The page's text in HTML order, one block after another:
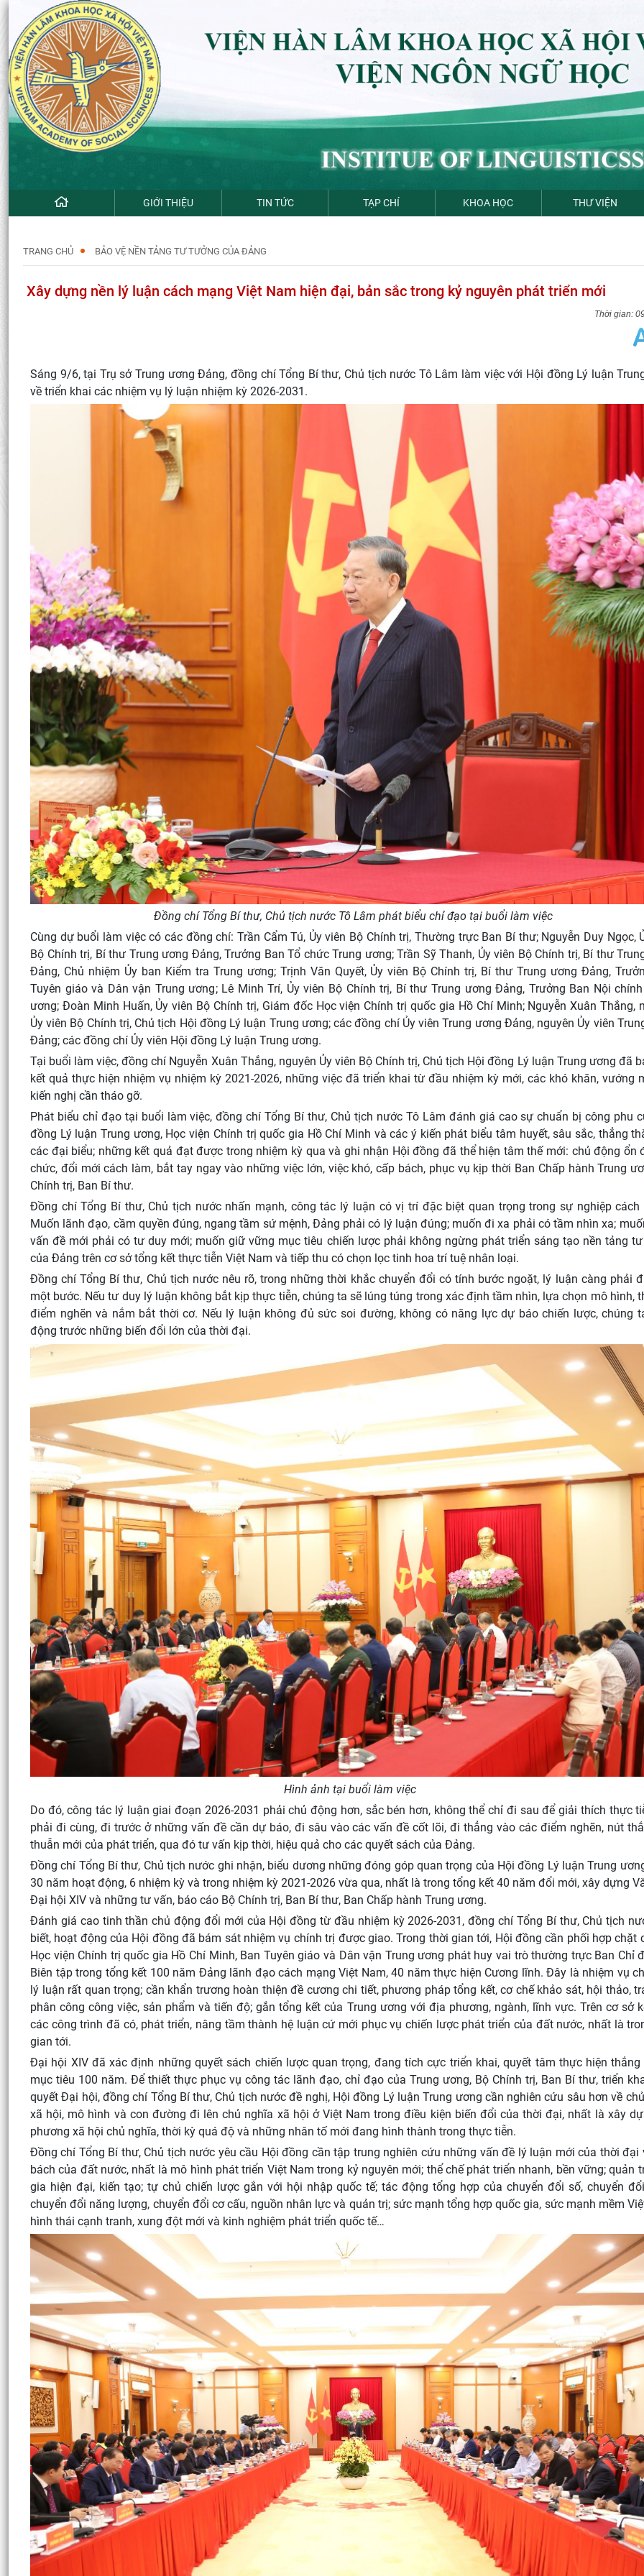
GIỚI THIỆU TIN TỨC TẠP CHÍ KHOA HỌC THƯ VIỆN
TRANG CHỦ BẢO VỆ NỀN TẢNG TƯ TƯỞNG CỦA ĐẢNG
Xây dựng nền lý luận cách mạng Việt Nam hiện đại, bản sắc trong kỷ nguyên phát triển mới
Sáng 9/6, tại Trụ sở Trung ương Đảng, đồng chí Tổng Bí thư, Chủ tịch nước Tô Lâm làm việc với Hội đồng Lý luận
về triển khai các nhiệm vụ lý luận nhiệm kỳ 2026-2031.
Đồng chí Tổng Bí thư, Chủ tịch nước Tô Lâm phát biểu chỉ đạo tại buổi làm việc
Cùng dự buổi làm việc có các đồng chí: Trần Cẩm Tú, Ủy viên Bộ Chính trị, Thường trực Ban Bí thư; Nguyễn Duy Ngọc,
Bộ Chính trị, Bí thư Trung ương Đảng, Trưởng Ban Tổ chức Trung ương; Trần Sỹ Thanh, Ủy viên Bộ Chính trị, Bí thư
Đảng, Chủ nhiệm Ủy ban Kiểm tra Trung ương; Trịnh Văn Quyết, Ủy viên Bộ Chính trị, Bí thư Trung ương Đảng,
Tuyên giáo và Dân vận Trung ương; Lê Minh Trí, Ủy viên Bộ Chính trị, Bí thư Trung ương Đảng, Trưởng Ban Nội
ương; Đoàn Minh Huấn, Ủy viên Bộ Chính trị, Giám đốc Học viện Chính trị quốc gia Hồ Chí Minh; Nguyễn Xuân Thắng,
Ủy viên Bộ Chính trị, Chủ tịch Hội đồng Lý luận Trung ương; các đồng chí Ủy viên Trung ương Đảng, nguyên Ủy viên
Đảng; các đồng chí Ủy viên Hội đồng Lý luận Trung ương.
Tại buổi làm việc, đồng chí Nguyễn Xuân Thắng, nguyên Ủy viên Bộ Chính trị, Chủ tịch Hội đồng Lý luận Trung ương đã
kết quả thực hiện nhiệm vụ nhiệm kỳ 2021-2026, những việc đã triển khai từ đầu nhiệm kỳ mới, các khó khăn, vướng
kiến nghị cần tháo gỡ.
Phát biểu chỉ đạo tại buổi làm việc, đồng chí Tổng Bí thư, Chủ tịch nước Tô Lâm đánh giá cao sự chuẩn bị công phu
đồng Lý luận Trung ương, Học viện Chính trị quốc gia Hồ Chí Minh và các ý kiến phát biểu tâm huyết, sâu sắc, thẳng
các đại biểu; những kết quả đạt được trong nhiệm kỳ qua và ghi nhận Hội đồng đã thể hiện tâm thế mới: chủ động ổn
chức, đổi mới cách làm, bắt tay ngay vào những việc lớn, việc khó, cấp bách, phục vụ kịp thời Ban Chấp hành Trung
Chính trị, Ban Bí thư.
Đồng chí Tổng Bí thư, Chủ tịch nước nhấn mạnh, công tác lý luận có vị trí đặc biệt quan trọng trong sự nghiệp cách
Muốn lãnh đạo, cầm quyền đúng, ngang tầm sứ mệnh, Đảng phải có lý luận đúng; muốn đi xa phải có tầm nhìn xa;
vấn đề mới phải có tư duy mới; muốn giữ vững mục tiêu chiến lược phải không ngừng phát triển sáng tạo nền tảng
của Đảng trên cơ sở tổng kết thực tiễn Việt Nam và tiếp thu có chọn lọc tinh hoa trí tuệ nhân loại.
Đồng chí Tổng Bí thư, Chủ tịch nước nêu rõ, trong những thời khắc chuyển đổi có tính bước ngoặt, lý luận càng phải
một bước. Nếu tư duy lý luận không bắt kịp thực tiễn, chúng ta sẽ lúng túng trong xác định tầm nhìn, lựa chọn mô hình,
điểm nghẽn và nắm bắt thời cơ. Nếu lý luận không đủ sức soi đường, không có năng lực dự báo chiến lược, chúng
động trước những biến đổi lớn của thời đại.
Hình ảnh tại buổi làm việc
Do đó, công tác lý luận giai đoạn 2026-2031 phải chủ động hơn, sắc bén hơn, không thể chỉ đi sau để giải thích thực
phải đi cùng, đi trước ở những vấn đề cần dự báo, đi sâu vào các vấn đề cốt lõi, đi thẳng vào các điểm nghẽn, nút
thuẫn mới của phát triển, qua đó tư vấn kịp thời, hiệu quả cho các quyết sách của Đảng.
Đồng chí Tổng Bí thư, Chủ tịch nước ghi nhận, biểu dương những đóng góp quan trọng của Hội đồng Lý luận Trung
30 năm hoạt động, 6 nhiệm kỳ và trong nhiệm kỳ 2021-2026 vừa qua, nhất là trong tổng kết 40 năm đổi mới, xây dựng
Đại hội XIV và những tư vấn, báo cáo Bộ Chính trị, Ban Bí thư, Ban Chấp hành Trung ương.
Đánh giá cao tinh thần chủ động đổi mới của Hội đồng từ đầu nhiệm kỳ 2026-2031, đồng chí Tổng Bí thư, Chủ tịch
biết, hoạt động của Hội đồng đã bám sát nhiệm vụ chính trị được giao. Trong thời gian tới, Hội đồng cần phối hợp chặt
Học viện Chính trị quốc gia Hồ Chí Minh, Ban Tuyên giáo và Dân vận Trung ương phát huy vai trò thường trực Ban Chỉ
Biên tập trong tổng kết 100 năm Đảng lãnh đạo cách mạng Việt Nam, 40 năm thực hiện Cương lĩnh. Đây là nhiệm vụ
lý luận rất quan trọng; cần khẩn trương hoàn thiện đề cương chi tiết, phương pháp tổng kết, cơ chế khảo sát, hội thảo,
phân công công việc, sản phẩm và tiến độ; gắn tổng kết của Trung ương với địa phương, ngành, lĩnh vực. Trên cơ sở
các công trình đã có, phát triển, nâng tầm thành hệ luận cứ mới phục vụ chiến lược phát triển của đất nước, nhất là
gian tới.
Đại hội XIV đã xác định những quyết sách chiến lược quan trọng, đang tích cực triển khai, quyết tâm thực hiện thắng
mục tiêu 100 năm. Để thiết thực phục vụ công tác lãnh đạo, chỉ đạo của Trung ương, Bộ Chính trị, Ban Bí thư, triển
quyết Đại hội, đồng chí Tổng Bí thư, Chủ tịch nước đề nghị, Hội đồng Lý luận Trung ương cần nghiên cứu sâu hơn về
xã hội, mô hình và con đường đi lên chủ nghĩa xã hội ở Việt Nam trong điều kiện biến đổi của thời đại, nhất là xây
phương xã hội chủ nghĩa, thời kỳ quá độ và những nhân tố mới đang hình thành trong thực tiễn.
Đồng chí Tổng Bí thư, Chủ tịch nước yêu cầu Hội đồng cần tập trung nghiên cứu những vấn đề lý luận mới của thời đại
bách của đất nước, nhất là mô hình phát triển Việt Nam trong kỷ nguyên mới; thể chế phát triển nhanh, bền vững; quản
gia hiện đại, kiến tạo; tự chủ chiến lược gắn với hội nhập quốc tế; tác động tổng hợp của chuyển đổi số, chuyển
chuyển đổi năng lượng, chuyển đổi cơ cấu, nguồn nhân lực và quản trị; sức mạnh tổng hợp quốc gia, sức mạnh mềm
hình thái cạnh tranh, xung đột mới và kinh nghiệm phát triển quốc tế…